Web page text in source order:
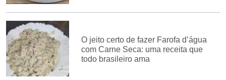
O jeito certo de fazer Farofa d’água
com Carne Seca: uma receita que
todo brasileiro ama